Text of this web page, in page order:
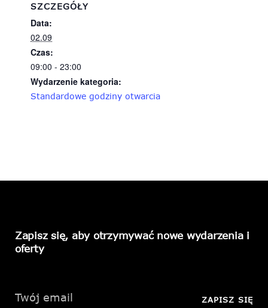
SZCZEGÓŁY
Data:
02.09
Czas:
09:00 - 23:00
Wydarzenie kategoria:
Standardowe godziny otwarcia
Zapisz się, aby otrzymywać nowe wydarzenia i
oferty
this
ZAPISZ SIĘ